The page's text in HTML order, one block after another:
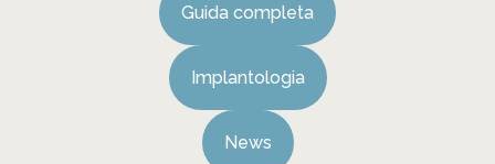
Guida completa
Implantologia
News